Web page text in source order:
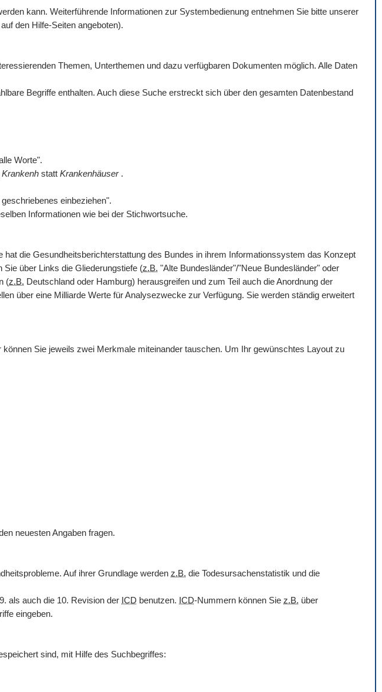
kann. Weiterführende Informationen zur Systembedienung entnehmen Sie bitte unserer
den Hilfe-Seiten angeboten).
Themen, Unterthemen und dazu verfügbaren Dokumenten möglich. Alle Daten
Begriffe enthalten. Auch diese Suche erstreckt sich über den gesamten Datenbestand
Worte".
Krankenh statt Krankenhäuser .
einbeziehen".
Informationen wie bei der Stichwortsuche.
die Gesundheitsberichterstattung des Bundes in ihrem Informationssystem das Konzept
Sie über Links die Gliederungstiefe (z.B. "Alte Bundesländer"/"Neue Bundesländer" oder
(z.B. Deutschland oder Hamburg) herausgreifen und zum Teil auch die Anordnung der
über eine Milliarde Werte für Analysezwecke zur Verfügung. Sie werden ständig erweitert
Sie jeweils zwei Merkmale miteinander tauschen. Um Ihr gewünschtes Layout zu
neuesten Angaben fragen.
Auf ihrer Grundlage werden z.B. die Todesursachenstatistik und die
als auch die 10. Revision der ICD benutzen. ICD-Nummern können Sie z.B. über
eingeben.
sind, mit Hilfe des Suchbegriffes: